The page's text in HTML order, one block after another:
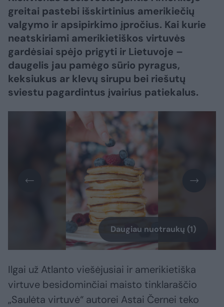
greitai pastebi išskirtinius amerikiečių
valgymo ir apsipirkimo įpročius. Kai kurie
neatskiriami amerikietiškos virtuvės
gardėsiai spėjo prigyti ir Lietuvoje –
daugelis jau pamėgo sūrio pyragus,
keksiukus ar klevų sirupu bei riešutų
sviestu pagardintus įvairius patiekalus.
Daugiau nuotraukų (1)
Ilgai už Atlanto viešėjusiai ir amerikietiška
virtuve besidominčiai maisto tinklaraščio
„Saulėta virtuvė“ autorei Astai Černei teko